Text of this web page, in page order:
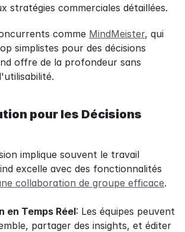
stratégies commerciales détaillées.
comme MindMeister, qui
simplistes pour des décisions
offre de la profondeur sans
pour les Décisions
implique souvent le travail
excelle avec des fonctionnalités
collaboration de groupe efficace.
en Temps Réel: Les équipes peuvent
partager des insights, et éditer